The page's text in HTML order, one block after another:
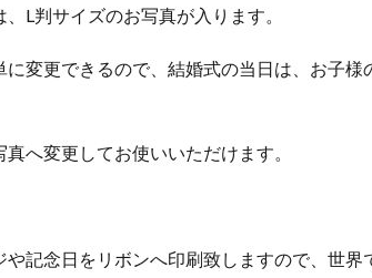
L判サイズのお写真が入ります。
変更できるので、結婚式の当日は、お子様
へ変更してお使いいただけます。
記念日をリボンへ印刷致しますので、世界